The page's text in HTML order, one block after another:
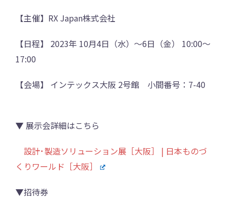
【主催】RX Japan株式会社
【日程】 2023年 10月4日（水）～6日（金） 10:00～
17:00
【会場】 インテックス大阪 2号館 小間番号：7-40
▼ 展示会詳細はこちら
設計･製造ソリューション展［大阪］ | 日本ものづ
くりワールド［大阪］
▼招待券